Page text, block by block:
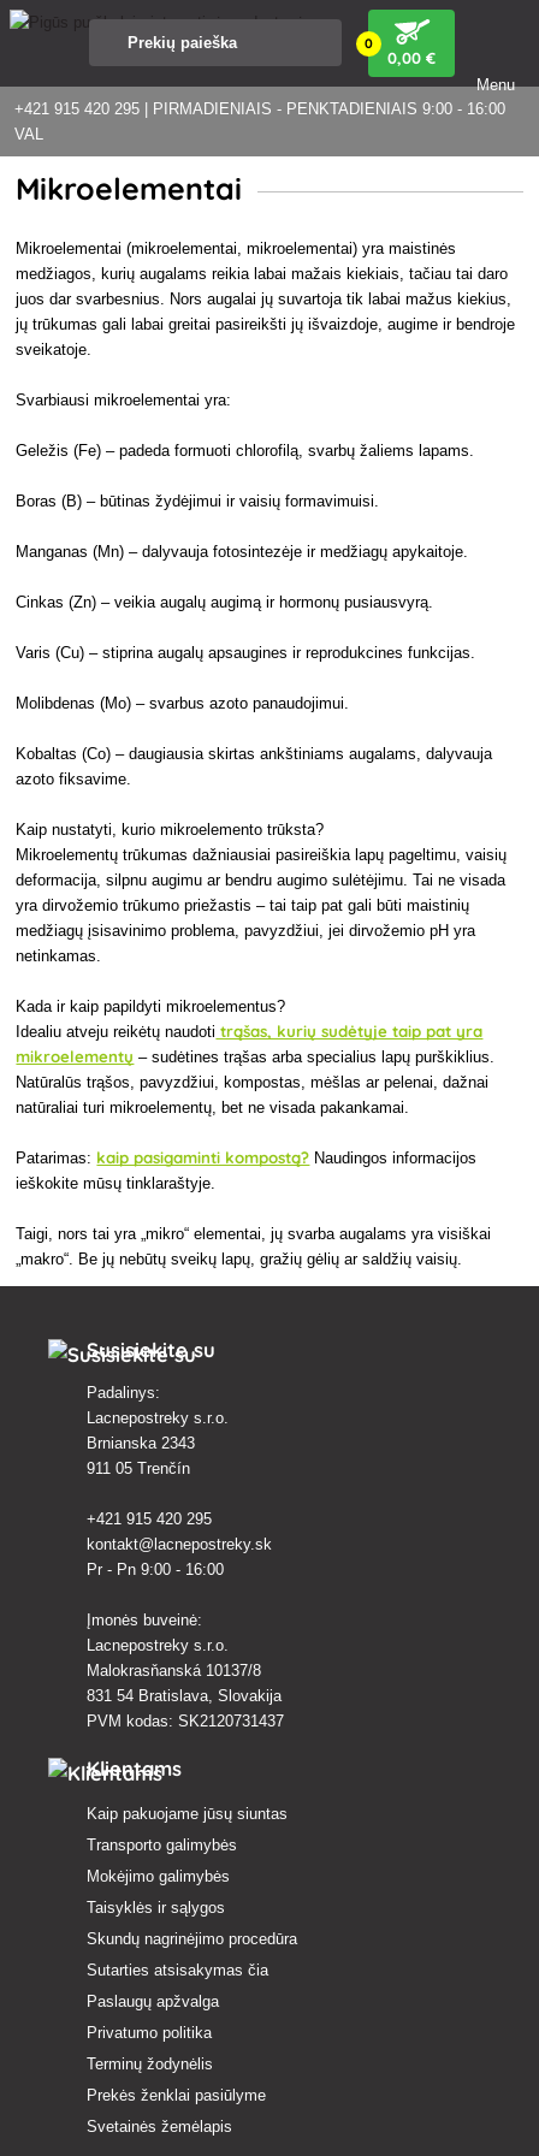
+421 915 420 295 | PIRMADIENIAIS - PENKTADIENIAIS 9:00 - 16:00
VAL
0
0,00 €
Menu
Mikroelementai
Mikroelementai (mikroelementai, mikroelementai) yra maistinės
medžiagos, kurių augalams reikia labai mažais kiekiais, tačiau tai daro
juos dar svarbesnius. Nors augalai jų suvartoja tik labai mažus kiekius,
jų trūkumas gali labai greitai pasireikšti jų išvaizdoje, augime ir bendroje
sveikatoje.
Svarbiausi mikroelementai yra:
Geležis (Fe) – padeda formuoti chlorofilą, svarbų žaliems lapams.
Boras (B) – būtinas žydėjimui ir vaisių formavimuisi.
Manganas (Mn) – dalyvauja fotosintezėje ir medžiagų apykaitoje.
Cinkas (Zn) – veikia augalų augimą ir hormonų pusiausvyrą.
Varis (Cu) – stiprina augalų apsaugines ir reprodukcines funkcijas.
Molibdenas (Mo) – svarbus azoto panaudojimui.
Kobaltas (Co) – daugiausia skirtas ankštiniams augalams, dalyvauja
azoto fiksavime.
Kaip nustatyti, kurio mikroelemento trūksta?
Mikroelementų trūkumas dažniausiai pasireiškia lapų pageltimu, vaisių
deformacija, silpnu augimu ar bendru augimo sulėtėjimu. Tai ne visada
yra dirvožemio trūkumo priežastis – tai taip pat gali būti maistinių
medžiagų įsisavinimo problema, pavyzdžiui, jei dirvožemio pH yra
netinkamas.
Kada ir kaip papildyti mikroelementus?
Idealiu atveju reikėtų naudoti trąšas, kurių sudėtyje taip pat yra
mikroelementų – sudėtines trąšas arba specialius lapų purškiklius.
Natūralūs trąšos, pavyzdžiui, kompostas, mėšlas ar pelenai, dažnai
natūraliai turi mikroelementų, bet ne visada pakankamai.
Patarimas: kaip pasigaminti kompostą? Naudingos informacijos
ieškokite mūsų tinklaraštyje.
Taigi, nors tai yra „mikro“ elementai, jų svarba augalams yra visiškai
„makro“. Be jų nebūtų sveikų lapų, gražių gėlių ar saldžių vaisių.
Susisiekite su
Padalinys:
Lacnepostreky s.r.o.
Brnianska 2343
911 05 Trenčín
+421 915 420 295
kontakt@lacnepostreky.sk
Pr - Pn 9:00 - 16:00
Įmonės buveinė:
Lacnepostreky s.r.o.
Malokrasňanská 10137/8
831 54 Bratislava, Slovakija
PVM kodas: SK2120731437
Klientams
Kaip pakuojame jūsų siuntas
Transporto galimybės
Mokėjimo galimybės
Taisyklės ir sąlygos
Skundų nagrinėjimo procedūra
Sutarties atsisakymas čia
Paslaugų apžvalga
Privatumo politika
Terminų žodynėlis
Prekės ženklai pasiūlyme
Svetainės žemėlapis